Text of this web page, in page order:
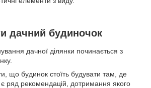
дачний будиночок
дачної ділянки починається з
що будинок стоїть будувати там, де
ряд рекомендацій, дотримання якого